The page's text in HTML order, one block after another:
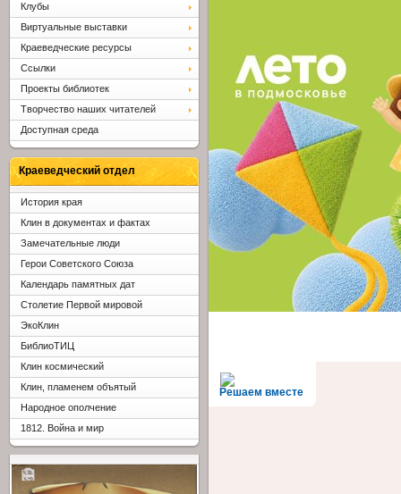
Решаем вместе
Клубы
Виртуальные выставки
Краеведческие ресурсы
Ссылки
Проекты библиотек
Творчество наших читателей
Доступная среда
Краеведческий отдел
История края
Клин в документах и фактах
Замечательные люди
Герои Советского Союза
Календарь памятных дат
Столетие Первой мировой
ЭкоКлин
БиблиоТИЦ
Клин космический
Клин, пламенем объятый
Народное ополчение
1812. Война и мир